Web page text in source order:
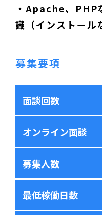
・Apache、PHP
識（インストール
募集要項
面談回数
オンライン面談
募集人数
最低稼働日数